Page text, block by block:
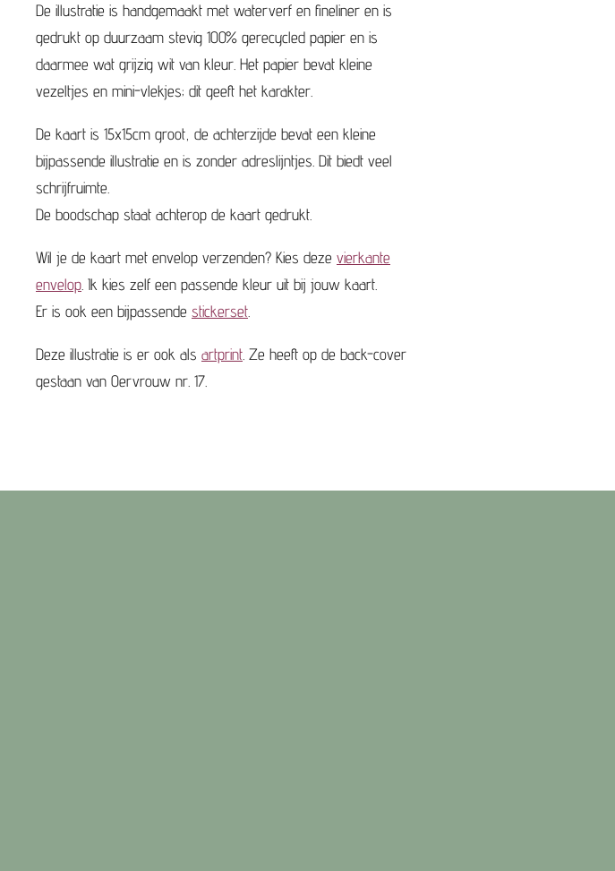
De illustratie is handgemaakt met waterverf en fineliner en is
gedrukt op duurzaam stevig 100% gerecycled papier en is
daarmee wat grijzig wit van kleur. Het papier bevat kleine
vezeltjes en mini-vlekjes; dit geeft het karakter.
De kaart is 15x15cm groot, de achterzijde bevat een kleine
bijpassende illustratie en is zonder adreslijntjes. Dit biedt veel
schrijfruimte.
De boodschap staat achterop de kaart gedrukt.
Wil je de kaart met envelop verzenden? Kies deze vierkante
envelop. Ik kies zelf een passende kleur uit bij jouw kaart.
Er is ook een bijpassende stickerset.
Deze illustratie is er ook als artprint. Ze heeft op de back-cover
gestaan van Oervrouw nr. 17.